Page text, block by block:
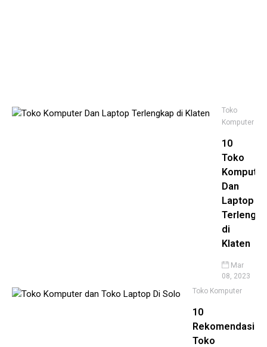
Toko
Komputer
10
Toko
Komputer
Dan
Laptop
di
Klaten
Mar
08, 2023
Toko Komputer
10
Rekomendasi
Toko